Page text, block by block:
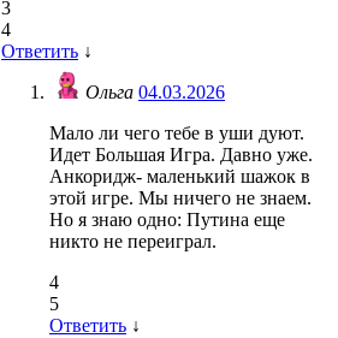
3
4
Ответить ↓
Ольга 04.03.2026
Мало ли чего тебе в уши дуют.
Идет Большая Игра. Давно уже.
Анкоридж- маленький шажок в
этой игре. Мы ничего не знаем.
Но я знаю одно: Путина еще
никто не переиграл.
4
5
Ответить ↓